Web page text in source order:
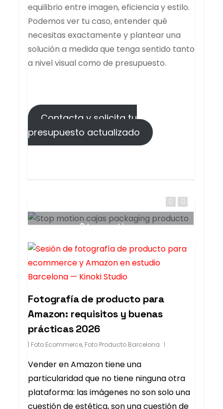
equilibrio entre imagen, eficiencia y estilo.
Podemos ver tu caso, entender qué
necesitas exactamente y plantear una
solución a medida que tenga sentido tanto
a nivel visual como de presupuesto.
Contacta y solicita tu
presupuesto actualizado
Shampoo Reel
Stopmotions
Fotografía de producto para
Amazon: requisitos y buenas
prácticas 2026
| Foto Ecommerce, Foto Producto Barcelona
Vender en Amazon tiene una
particularidad que no tiene ninguna otra
plataforma: las imágenes no son solo una
cuestión de estética, son una cuestión de